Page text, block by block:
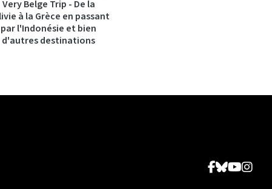
Very Belge Trip - De la
à la Grèce en passant
par l'Indonésie et bien
d'autres destinations